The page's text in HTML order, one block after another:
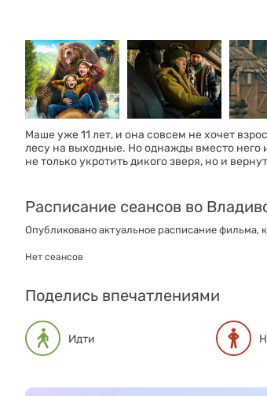
Маше уже 11 лет, и она совсем не хочет
лесу на выходные. Но однажды вместо него
не только укротить дикого зверя, но и
Расписание сеансов во
Опубликовано актуальное расписание фильма,
Нет сеансов
Поделись впечатлениями
Идти